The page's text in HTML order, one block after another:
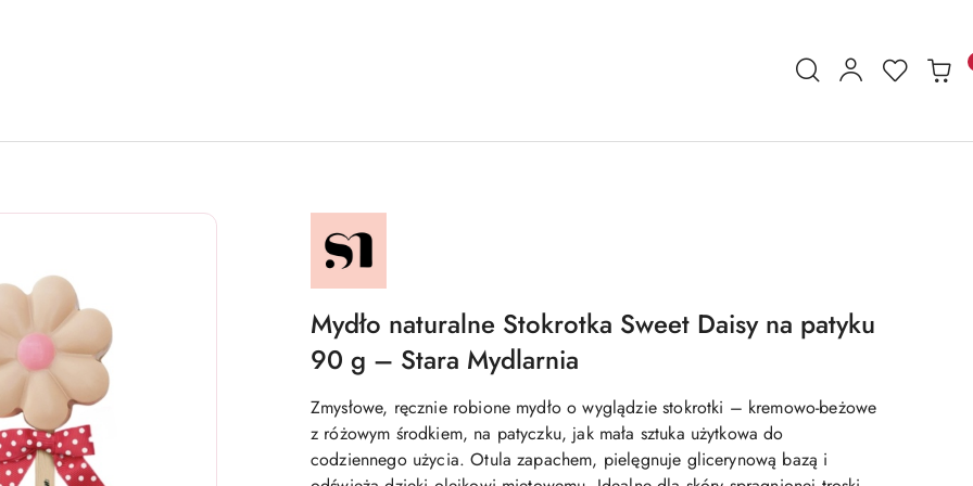
NAZWA
PRODUCENTA:
STARA
MYDLARNIA
Mydło naturalne Stokrotka Sweet Daisy na patyku
90 g – Stara Mydlarnia
Zmysłowe, ręcznie robione mydło o wyglądzie stokrotki – kremowo-beżowe
z różowym środkiem, na patyczku, jak mała sztuka użytkowa do
codziennego użycia. Otula zapachem, pielęgnuje glicerynową bazą i